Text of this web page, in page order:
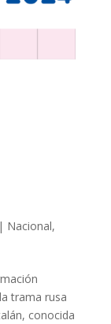
Nacional,
trama rusa
conocida